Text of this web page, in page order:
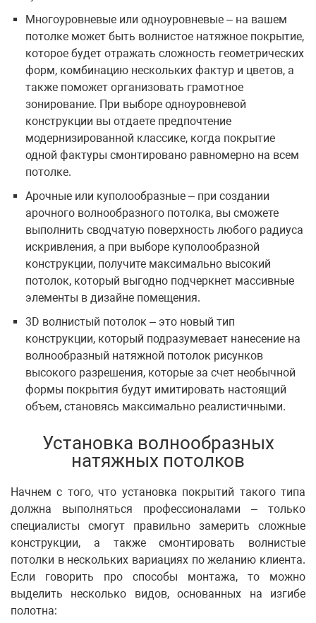
Многоуровневые или одноуровневые – на вашем
потолке может быть волнистое натяжное покрытие,
которое будет отражать сложность геометрических
форм, комбинацию нескольких фактур и цветов, а
также поможет организовать грамотное
зонирование. При выборе одноуровневой
конструкции вы отдаете предпочтение
модернизированной классике, когда покрытие
одной фактуры смонтировано равномерно на всем
потолке.
Арочные или куполообразные – при создании
арочного волнообразного потолка, вы сможете
выполнить сводчатую поверхность любого радиуса
искривления, а при выборе куполообразной
конструкции, получите максимально высокий
потолок, который выгодно подчеркнет массивные
элементы в дизайне помещения.
3D волнистый потолок – это новый тип
конструкции, который подразумевает нанесение на
волнообразный натяжной потолок рисунков
высокого разрешения, которые за счет необычной
формы покрытия будут имитировать настоящий
объем, становясь максимально реалистичными.
Установка волнообразных
натяжных потолков
Начнем с того, что установка покрытий такого типа
должна выполняться профессионалами – только
специалисты смогут правильно замерить сложные
конструкции, а также смонтировать волнистые
потолки в нескольких вариациях по желанию клиента.
Если говорить про способы монтажа, то можно
выделить несколько видов, основанных на изгибе
полотна: